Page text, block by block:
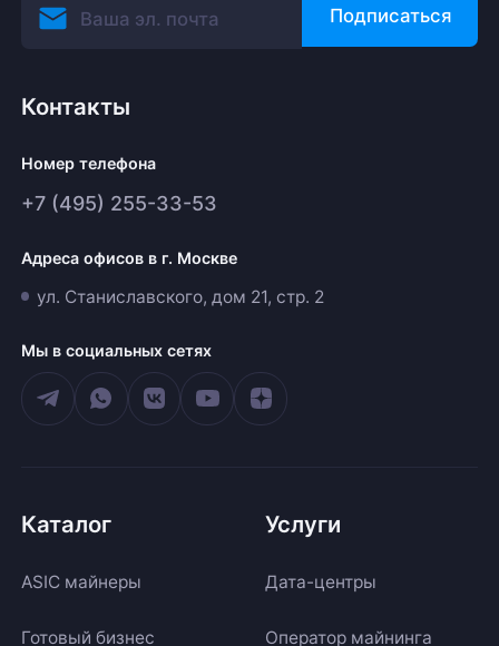
Подписаться
Контакты
Номер телефона
+7 (495) 255-33-53
Адреса офисов в г. Москве
ул. Станиславского, дом 21, стр. 2
Мы в социальных сетях
Каталог
ASIC майнеры
Готовый бизнес
Услуги
Дата-центры
Оператор майнинга